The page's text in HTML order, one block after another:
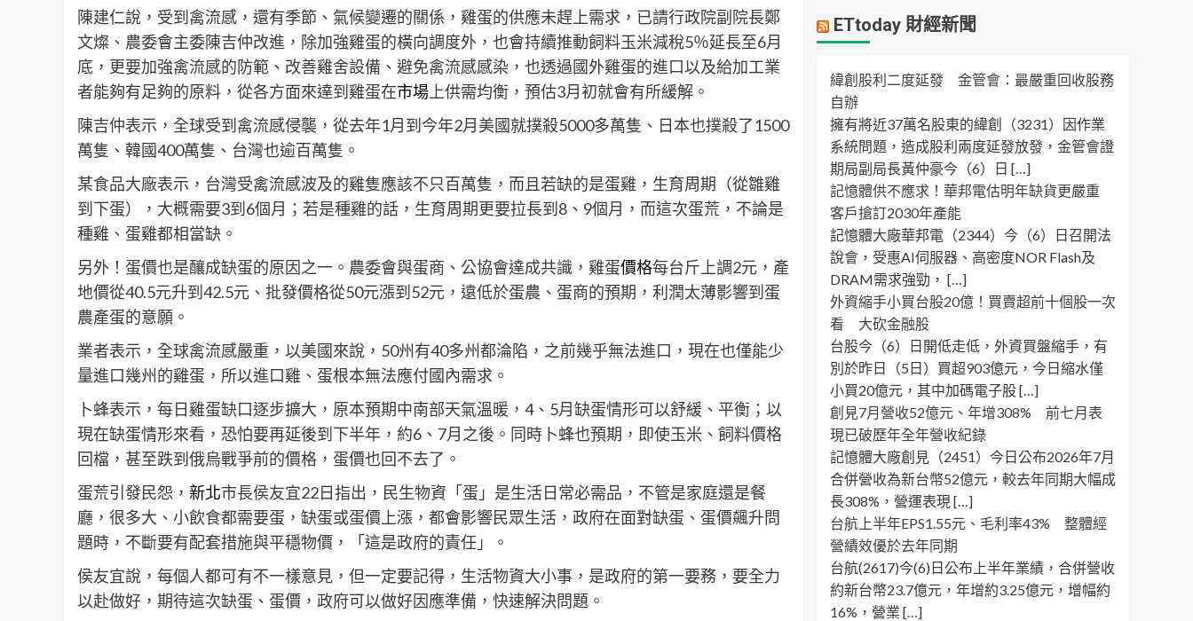
陳建仁說，受到禽流感，還有季節、氣候變遷的關係，雞蛋的供應未趕上需求，已請行政院副院長鄭
文燦、農委會主委陳吉仲改進，除加強雞蛋的橫向調度外，也會持續推動飼料玉米減稅5％延長至6月
底，更要加強禽流感的防範、改善雞舍設備、避免禽流感感染，也透過國外雞蛋的進口以及給加工業
者能夠有足夠的原料，從各方面來達到雞蛋在市場 上供需均衡，預估3月初就會有所緩解。
陳吉仲表示，全球受到禽流感侵襲，從去年1月到今年2月美國就撲殺5000多萬隻、日本也撲殺了1500
萬隻、韓國400萬隻、台灣也逾百萬隻。
某食品大廠表示，台灣受禽流感波及的雞隻應該不只百萬隻，而且若缺的是蛋雞，生育周期（從雛雞
到下蛋），大概需要3到6個月；若是種雞的話，生育周期更要拉長到8、9個月，而這次蛋荒，不論是
種雞、蛋雞都相當缺。
另外！蛋價也是釀成缺蛋的原因之一。農委會與蛋商、公協會達成共識，雞蛋價格每台斤上調2元，產
地價從40.5元升到42.5元、批發價格從50元漲到52元，遠低於蛋農、蛋商的預期，利潤太薄影響到蛋
農產蛋的意願。
業者表示，全球禽流感嚴重，以美國來說，50州有40多州都淪陷，之前幾乎無法進口，現在也僅能少
量進口幾州的雞蛋，所以進口雞、蛋根本無法應付國內需求。
卜蜂表示，每日雞蛋缺口逐步擴大，原本預期中南部天氣溫暖，4、5月缺蛋情形可以舒緩、平衡；以
現在缺蛋情形來看，恐怕要再延後到下半年，約6、7月之後。同時卜蜂也預期，即使玉米、飼料價格
回檔，甚至跌到俄烏戰爭前的價格，蛋價也回不去了。
蛋荒引發民怨， 新北市長侯友宜22日指出，民生物資「蛋」是生活日常必需品，不管是家庭還是餐
廳，很多大、小飲食都需要蛋，缺蛋或蛋價上漲，都會影響民眾生活，政府在面對缺蛋、蛋價飆升問
題時，不斷要有配套措施與平穩物價，「這是政府的責任」。
侯友宜說，每個人都可有不一樣意見，但一定要記得，生活物資大小事，是政府的第一要務，要全力
以赴做好，期待這次缺蛋、蛋價，政府可以做好因應準備，快速解決問題。
ETtoday 財經新聞
緯創股利二度延發 金管會：最嚴重回收股務
自辦
擁有將近37萬名股東的緯創（3231）因作業
系統問題，造成股利兩度延發放發，金管會證
期局副局長黃仲豪今（6）日 […]
記憶體供不應求！華邦電估明年缺貨更嚴重
客戶搶訂2030年產能
記憶體大廠華邦電（2344）今（6）日召開法
說會，受惠AI伺服器、高密度NOR Flash及
DRAM需求強勁， […]
外資縮手小買台股20億！買賣超前十個股一次
看 大砍金融股
台股今（6）日開低走低，外資買盤縮手，有
別於昨日（5日）買超903億元，今日縮水僅
小買20億元，其中加碼電子股 […]
創見7月營收52億元、年增308% 前七月表
現已破歷年全年營收紀錄
記憶體大廠創見（2451）今日公布2026年7月
合併營收為新台幣52億元，較去年同期大幅成
長308%，營運表現 […]
台航上半年EPS1.55元、毛利率43% 整體經
營績效優於去年同期
台航(2617)今(6)日公布上半年業績，合併營收
約新台幣23.7億元，年增約3.25億元，增幅約
16%，營業 […]